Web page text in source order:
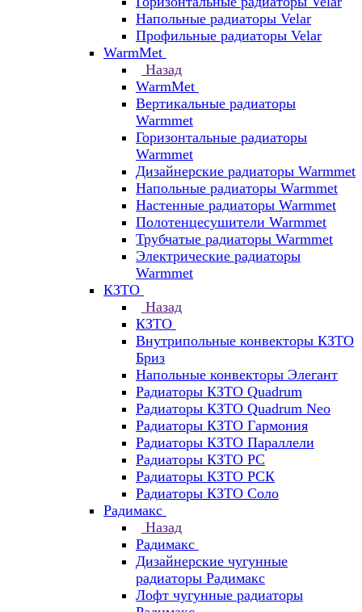
Напольные радиаторы Velar
Профильные радиаторы Velar
WarmMet
Назад
WarmMet
Вертикальные радиаторы
Warmmet
Горизонтальные радиаторы
Warmmet
Дизайнерские радиаторы Warmmet
Напольные радиаторы Warmmet
Настенные радиаторы Warmmet
Полотенцесушители Warmmet
Трубчатые радиаторы Warmmet
Электрические радиаторы
Warmmet
КЗТО
Назад
КЗТО
Внутрипольные конвекторы КЗТО
Бриз
Напольные конвекторы Элегант
Радиаторы КЗТО Quadrum
Радиаторы КЗТО Quadrum Neo
Радиаторы КЗТО Гармония
Радиаторы КЗТО Параллели
Радиаторы КЗТО РС
Радиаторы КЗТО РСК
Радиаторы КЗТО Соло
Радимакс
Назад
Радимакс
Дизайнерские чугунные
радиаторы Радимакс
Лофт чугунные радиаторы